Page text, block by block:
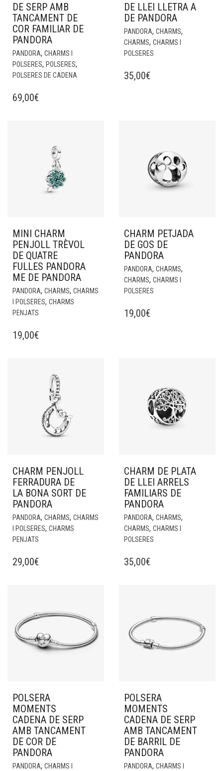
DE SERP AMB
TANCAMENT DE
COR FAMILIAR DE
PANDORA
PANDORA, CHARMS I
POLSERES, POLSERES,
POLSERES DE CADENA
69,00€
DE LLEI LLETRA A
DE PANDORA
PANDORA, CHARMS,
CHARMS, CHARMS I
POLSERES
35,00€
MINI CHARM
PENJOLL TRÈVOL
DE QUATRE
FULLES PANDORA
ME DE PANDORA
PANDORA, CHARMS, CHARMS
I POLSERES, CHARMS
PENJATS
19,00€
CHARM PETJADA
DE GOS DE
PANDORA
PANDORA, CHARMS,
CHARMS, CHARMS I
POLSERES
19,00€
CHARM PENJOLL
FERRADURA DE
LA BONA SORT DE
PANDORA
PANDORA, CHARMS, CHARMS
I POLSERES, CHARMS
PENJATS
29,00€
CHARM DE PLATA
DE LLEI ARRELS
FAMILIARS DE
PANDORA
PANDORA, CHARMS,
CHARMS, CHARMS I
POLSERES
35,00€
POLSERA
MOMENTS
CADENA DE SERP
AMB TANCAMENT
DE COR DE
PANDORA
PANDORA, CHARMS I
POLSERA
MOMENTS
CADENA DE SERP
AMB TANCAMENT
DE BARRIL DE
PANDORA
PANDORA, CHARMS I